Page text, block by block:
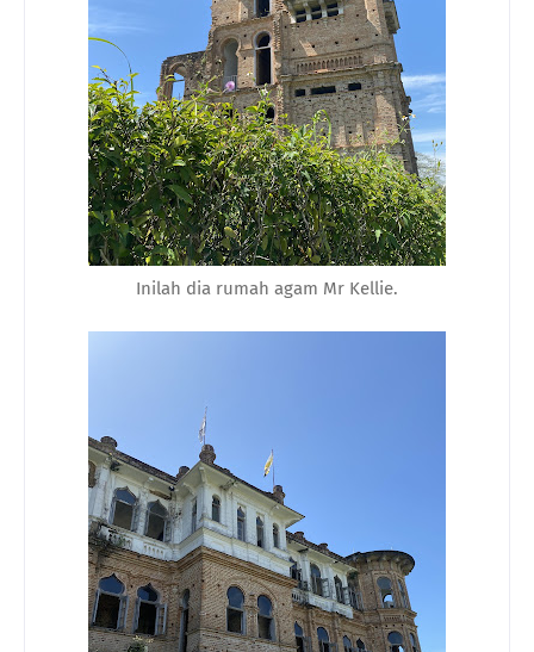
Inilah dia rumah agam Mr Kellie.